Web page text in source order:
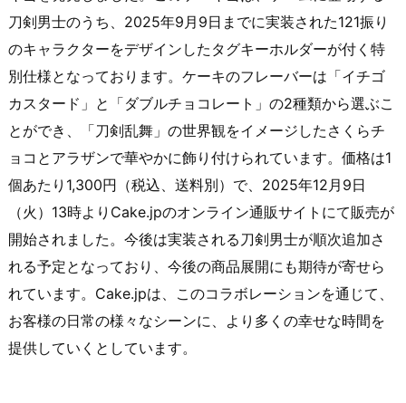
刀剣男士のうち、2025年9月9日までに実装された121振り
のキャラクターをデザインしたタグキーホルダーが付く特
別仕様となっております。ケーキのフレーバーは「イチゴ
カスタード」と「ダブルチョコレート」の2種類から選ぶこ
とができ、「刀剣乱舞」の世界観をイメージしたさくらチ
ョコとアラザンで華やかに飾り付けられています。価格は1
個あたり1,300円（税込、送料別）で、2025年12月9日
（火）13時よりCake.jpのオンライン通販サイトにて販売が
開始されました。今後は実装される刀剣男士が順次追加さ
れる予定となっており、今後の商品展開にも期待が寄せら
れています。Cake.jpは、このコラボレーションを通じて、
お客様の日常の様々なシーンに、より多くの幸せな時間を
提供していくとしています。